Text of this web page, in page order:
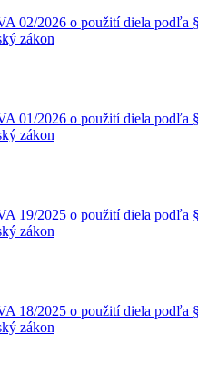
02/2026 o použití diela podľa
zákon
01/2026 o použití diela podľa
zákon
19/2025 o použití diela podľa
zákon
18/2025 o použití diela podľa
zákon